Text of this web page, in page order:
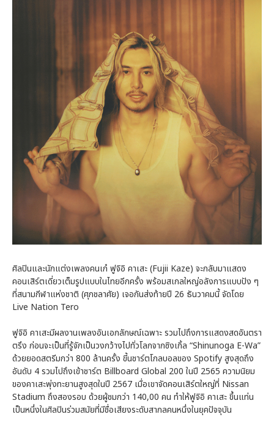
ศิลปินและนักแต่งเพลงคนเก๋ ฟูจิอิ คาเสะ (Fujii Kaze) จะกลับมาแสดง
คอนเสิร์ตเดี่ยวเต็มรูปแบบในไทยอีกครั้ง พร้อมสเกลใหญ่อลังการแบบปัง ๆ
ที่สนามกีฬาแห่งชาติ (ศุภชลาศัย) เจอกันส่งท้ายปี 26 ธันวาคมนี้ จัดโดย
Live Nation Tero
ฟูจิอิ คาเสะมีผลงานเพลงอันเอกลักษณ์เฉพาะ รวมไปถึงการแสดงสดอันตรา
ตรึง ก่อนจะเป็นที่รู้จักเป็นวงกว้างไปทั่วโลกจากซิงเกิ้ล “Shinunoga E-Wa”
ด้วยยอดสตรีมกว่า 800 ล้านครั้ง ขี้นชาร์ตโกลบอลของ Spotify สูงสุดถึง
อันดับ 4 รวมไปถึงเข้าชาร์ต Billboard Global 200 ในปี 2565 ความนิยม
ของคาเสะพุ่งทะยานสูงสุดในปี 2567 เมื่อเขาจัดคอนเสิร์ตใหญ่ที่ Nissan
Stadium ถึงสองรอบ ด้วยผู้ชมกว่า 140,00 คน ทำให้ฟูจิอิ คาเสะ ขึ้นแท่น
เป็นหนึ่งในศิลปินร่วมสมัยที่มีชื่อเสียงระดับสากลคนหนึ่งในยุคปัจจุบัน